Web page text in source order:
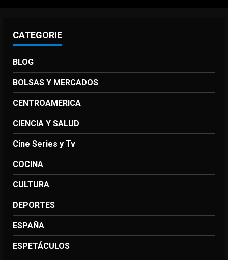
CATEGORIE
BLOG
BOLSAS Y MERCADOS
CENTROAMERICA
CIENCIA Y SALUD
Cine Series y Tv
COCINA
CULTURA
DEPORTES
ESPAÑA
ESPETÁCULOS